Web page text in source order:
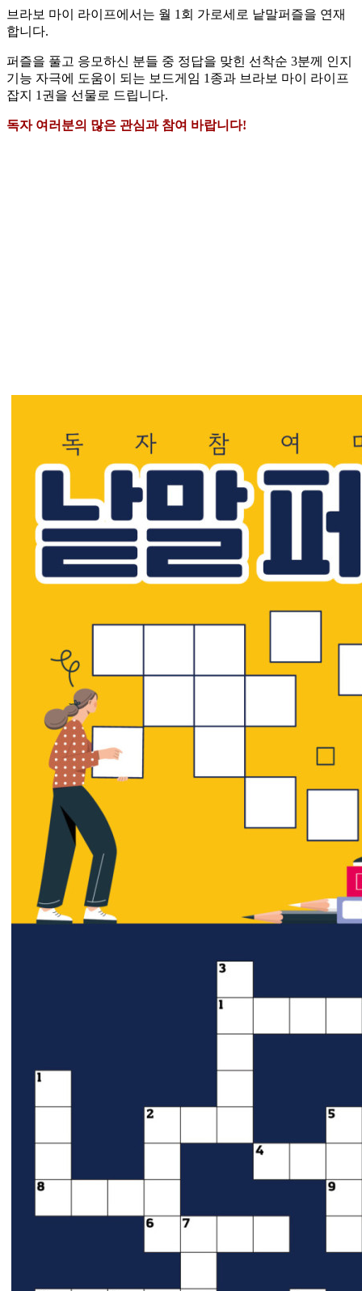
브라보 마이 라이프에서는 월 1회 가로세로 낱말퍼즐을 연재
합니다.
퍼즐을 풀고 응모하신 분들 중 정답을 맞힌 선착순 3분께 인지
기능 자극에 도움이 되는 보드게임 1종과 브라보 마이 라이프
잡지 1권을 선물로 드립니다.
독자 여러분의 많은 관심과 참여 바랍니다!